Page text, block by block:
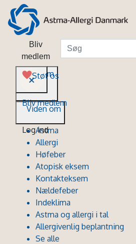
Bliv
medlem
Støt os
Bliv medlem
Log ind
Viden om
Viden om
Astma
Allergi
Høfeber
Atopisk eksem
Kontakteksem
Nældefeber
Indeklima
Astma og allergi i tal
Allergivenlig beplantning
Se alle